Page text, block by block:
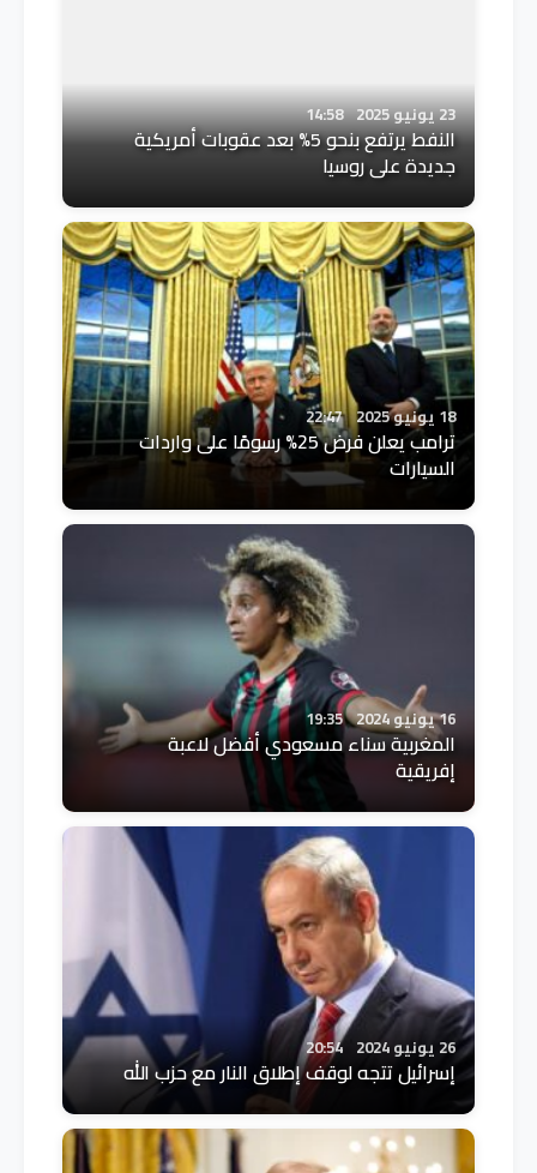
23 يونيو 2025 14:58
النفط يرتفع بنحو 5% بعد عقوبات أمريكية
جديدة على روسيا
18 يونيو 2025 22:47
ترامب يعلن فرض 25% رسومًا على واردات
السيارات
16 يونيو 2024 19:35
المغربية سناء مسعودي أفضل لاعبة
إفريقية
26 يونيو 2024 20:54
إسرائيل تتجه لوقف إطلاق النار مع حزب الله